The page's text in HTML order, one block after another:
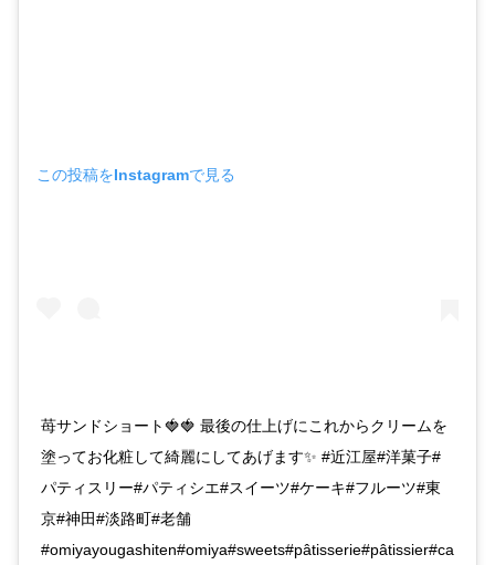
この投稿をInstagramで見る
苺サンドショート🍓🍓 最後の仕上げにこれからクリームを
塗ってお化粧して綺麗にしてあげます✨ #近江屋#洋菓子#
パティスリー#パティシエ#スイーツ#ケーキ#フルーツ#東
京#神田#淡路町#老舗
#omiyayougashiten#omiya#sweets#pâtisserie#pâtissier#ca